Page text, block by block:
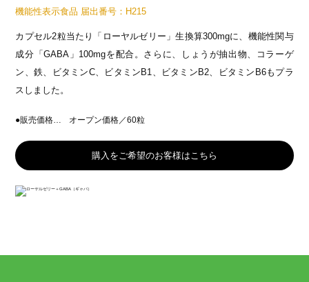
NEWS
お客様窓口
プライバシーポリシー
機能性表示食品 届出番号：H215
カプセル2粒当たり「ローヤルゼリー」生換算300mgに、機能性関与
成分「GABA」100mgを配合。さらに、しょうが抽出物、コラーゲ
ン、鉄、ビタミンC、ビタミンB1、ビタミンB2、ビタミンB6もプラ
スしました。
●販売価格… オープン価格／60粒
購入をご希望のお客様はこちら